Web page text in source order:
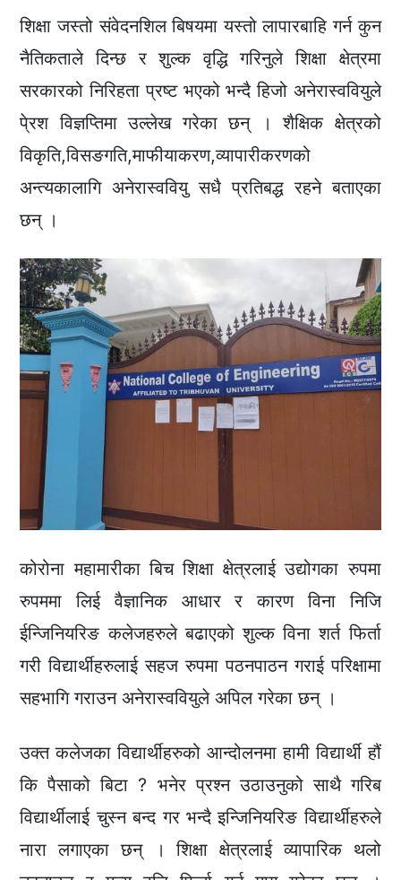
शिक्षा जस्तो संवेदनशिल बिषयमा यस्तो लापारबाहि गर्न कुन
नैतिकताले दिन्छ र शुल्क वृद्धि गरिनुले शिक्षा क्षेत्रमा
सरकारको निरिहता प्रष्ट भएको भन्दै हिजो अनेरास्ववियुले
पे्रश विज्ञप्तिमा उल्लेख गरेका छन् । शैक्षिक क्षेत्रको
विकृति,विसङगति,माफीयाकरण,व्यापारीकरणको
अन्त्यकालागि अनेरास्ववियु सधै प्रतिबद्ध रहने बताएका
छन् ।
कोरोना महामारीका बिच शिक्षा क्षेत्रलाई उद्योगका रुपमा
रुपममा लिई वैज्ञानिक आधार र कारण विना निजि
ईन्जिनियरिङ कलेजहरुले बढाएको शुल्क विना शर्त फिर्ता
गरी विद्यार्थीहरुलाई सहज रुपमा पठनपाठन गराई परिक्षामा
सहभागि गराउन अनेरास्ववियुले अपिल गरेका छन् ।
उक्त कलेजका विद्यार्थीहरुको आन्दोलनमा हामी विद्यार्थी हौं
कि पैसाको बिटा ? भनेर प्रश्न उठाउनुको साथै गरिब
विद्यार्थीलाई चुस्न बन्द गर भन्दै इन्जिनियरिङ विद्यार्थीहरुले
नारा लगाएका छन् । शिक्षा क्षेत्रलाई व्यापारिक थलो